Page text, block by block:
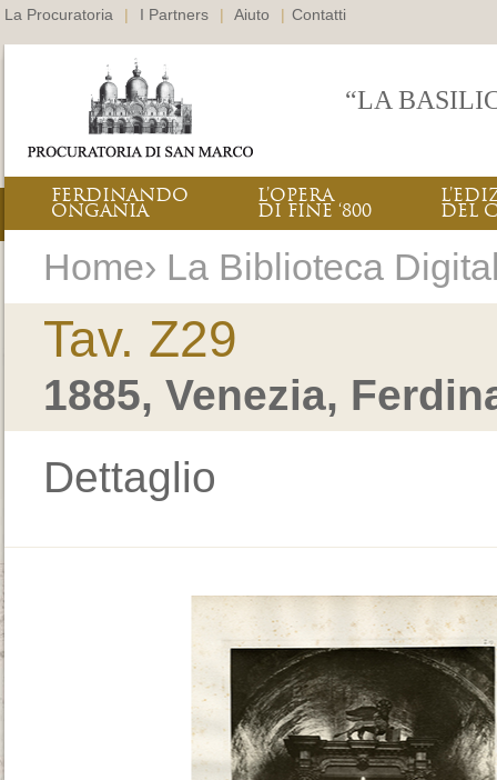
La Procuratoria | I Partners | Aiuto | Contatti
“LA
FERDINANDO
ONGANIA
L’OPERA
DI FINE ‘800 DEL
Home› La Biblioteca
Tav. Z29
1885, Venezia,
Dettaglio